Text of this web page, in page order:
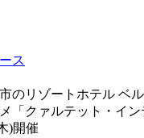
ス
のリゾートホテル ベ
「クァルテット・イン
)開催